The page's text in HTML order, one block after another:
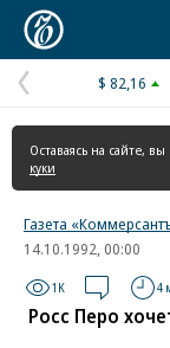
Предыдущая
страница
$ 82,16
Оставаясь на сайте, вы
куки
Газета
14.10.1992, 00:00
1K 4
Росс Перо